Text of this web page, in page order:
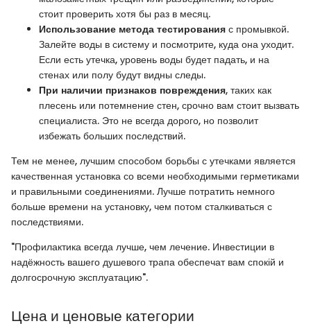
стоит проверить хотя бы раз в месяц.
Использование метода тестирования с промывкой.
Залейте воды в систему и посмотрите, куда она уходит.
Если есть утечка, уровень воды будет падать, и на
стенах или полу будут видны следы.
При наличии признаков повреждения, таких как
плесень или потемнение стен, срочно вам стоит вызвать
специалиста. Это не всегда дорого, но позволит
избежать больших последствий.
Тем не менее, лучшим способом борьбы с утечками является
качественная установка со всеми необходимыми герметиками
и правильными соединениями. Лучше потратить немного
больше времени на установку, чем потом сталкиваться с
последствиями.
"Профилактика всегда лучше, чем лечение. Инвестиции в
надёжность вашего душевого трапа обеспечат вам спокій и
долгосрочную эксплуатацию".
Цена и ценовые категории